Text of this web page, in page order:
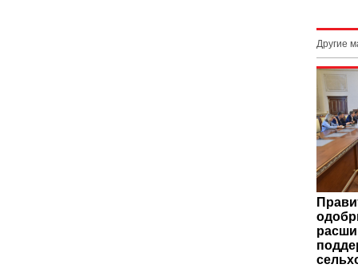
Другие